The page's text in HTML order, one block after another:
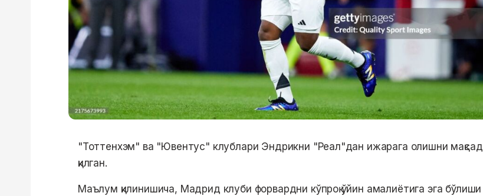
"Тоттенхэм" ва "Ювентус" клублари Эндрикни "Реал"дан ижарага олишни мақсад
қилган.
Маълум қилинишича, Мадрид клуби форвардни кўпроқ ўйин амалиётига эга бўлиши